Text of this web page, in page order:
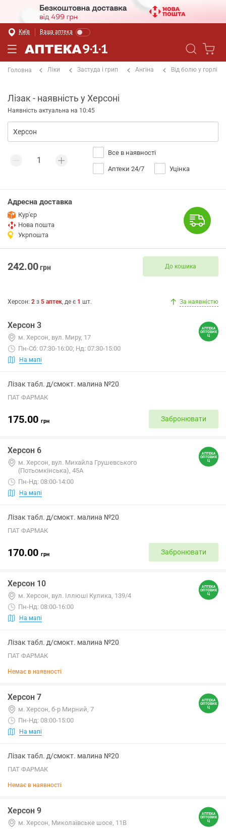
Київ Ваша аптека
Головна Ліки Застуда і грип Ангіна Від болю у горлі
Лізак - наявність у Херсоні
Наявність актуальна на 10:45
Все в наявності
Аптеки 24/7 Уцінка
Адресна доставка
Кур'єр
Нова пошта
Укрпошта
242.00грн До кошика
Херсон: 2 з 5 аптек, де є 1 шт. За наявністю
Херсон 3
м. Херсон, вул. Миру, 17
Пн-Сб: 07:30-16:00; Нд: 07:30-15:00
На мапі
Лізак табл. д/смокт. малина №20
ПАТ ФАРМАК
175.00 грн Забронювати
Херсон 6
м. Херсон, вул. Михайла Грушевського
(Потьомкінська), 45А
Пн-Нд: 08:00-14:00
На мапі
Лізак табл. д/смокт. малина №20
ПАТ ФАРМАК
170.00 грн Забронювати
Херсон 10
м. Херсон, вул. Іллюші Кулика, 139/4
Пн-Нд: 08:00-16:00
На мапі
Лізак табл. д/смокт. малина №20
ПАТ ФАРМАК
Немає в наявності
Херсон 7
м. Херсон, б-р Мирний, 7
Пн-Нд: 08:00-15:00
На мапі
Лізак табл. д/смокт. малина №20
ПАТ ФАРМАК
Немає в наявності
Херсон 9
м. Херсон, Миколаївське шосе, 11В